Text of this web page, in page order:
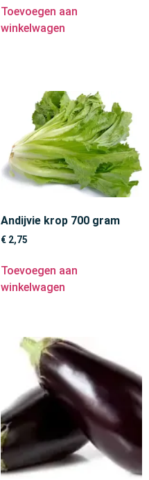
Toevoegen aan
winkelwagen
Andijvie krop 700 gram
€ 2,75
Toevoegen aan
winkelwagen